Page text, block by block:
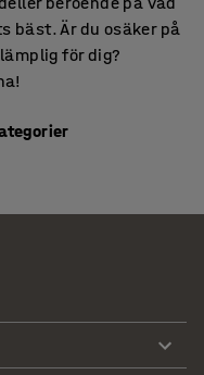
bäst. Är du osäker på
för dig?